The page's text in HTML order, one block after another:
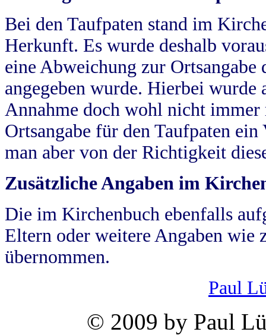
Bei den Taufpaten stand im
Herkunft. Es wurde deshalb
eine Abweichung zur
angegeben wurde. Hierbei wurde
Annahme doch wohl nicht
Ortsangabe für den Taufpaten
man aber von der Richtigkeit
Zusätzliche Angaben im
Die im Kirchenbuch ebenfalls
Eltern oder weitere Angaben wie
übernommen.
Paul
© 2009 by Paul